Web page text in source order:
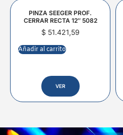
PINZA SEEGER PROF.
CERRAR RECTA 12″ 5082
$51.421,59
Añadir al carrito
VER